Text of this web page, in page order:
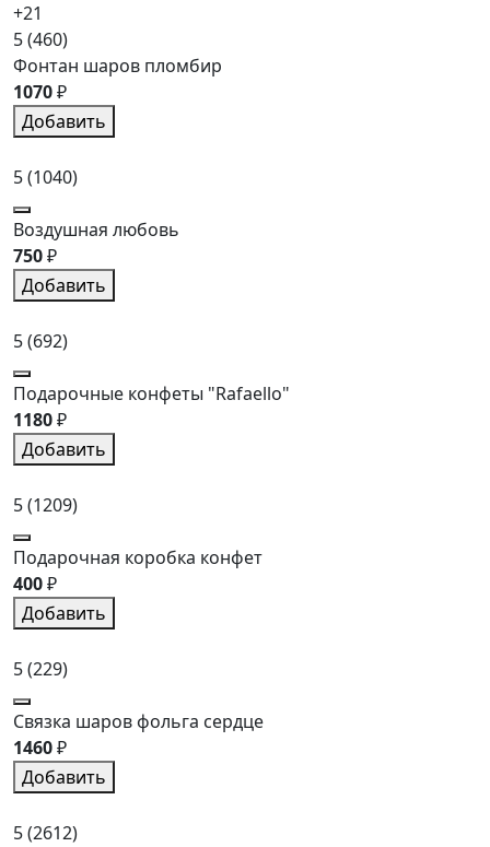
+21
5(460)
Фонтан шаров пломбир
1070₽
Добавить
5(1040)
Воздушная любовь
750₽
Добавить
5(692)
Подарочные конфеты "Rafaello"
1180₽
Добавить
5(1209)
Подарочная коробка конфет
400₽
Добавить
5(229)
Связка шаров фольга сердце
1460₽
Добавить
5(2612)